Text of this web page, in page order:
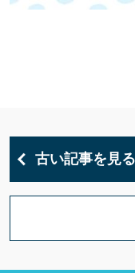
古い記事を見る